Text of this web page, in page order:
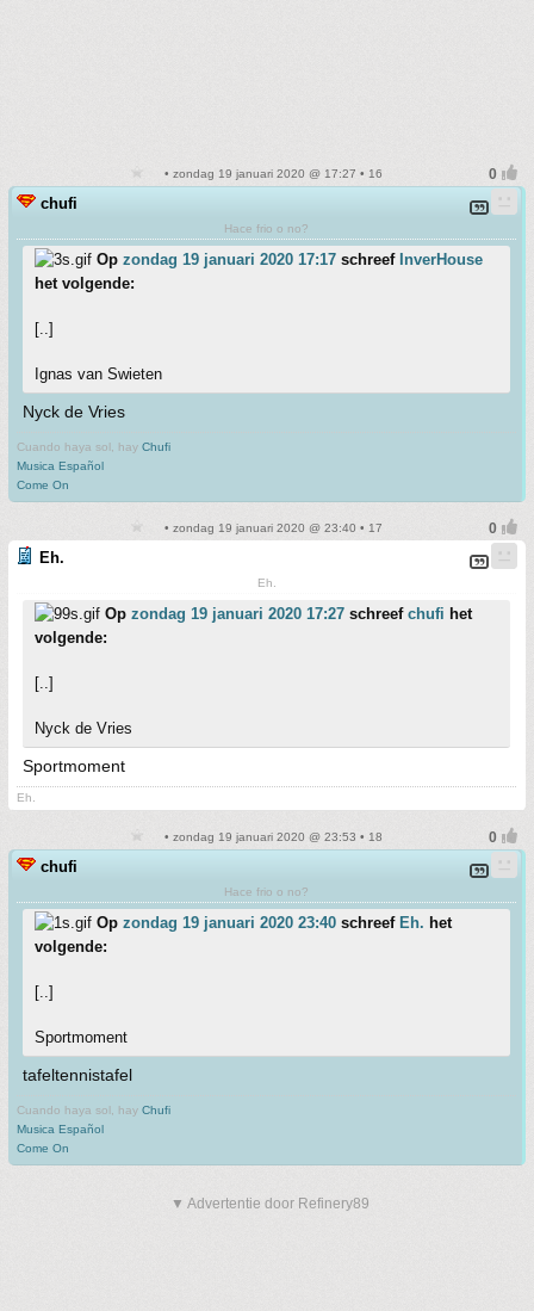
• zondag 19 januari 2020 @ 17:27 • 16
chufi
Hace frio o no?
Op zondag 19 januari 2020 17:17 schreef InverHouse
het volgende:
[..]
Ignas van Swieten
Nyck de Vries
Cuando haya sol, hay Chufi
Musica Español
Come On
• zondag 19 januari 2020 @ 23:40 • 17
Eh.
Eh.
Op zondag 19 januari 2020 17:27 schreef chufi het
volgende:
[..]
Nyck de Vries
Sportmoment
Eh.
• zondag 19 januari 2020 @ 23:53 • 18
chufi
Hace frio o no?
Op zondag 19 januari 2020 23:40 schreef Eh. het
volgende:
[..]
Sportmoment
tafeltennistafel
Cuando haya sol, hay Chufi
Musica Español
Come On
▼ Advertentie door Refinery89